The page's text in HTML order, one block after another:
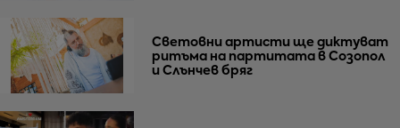
Световни артисти ще диктуват
ритъма на партитата в Созопол
и Слънчев бряг